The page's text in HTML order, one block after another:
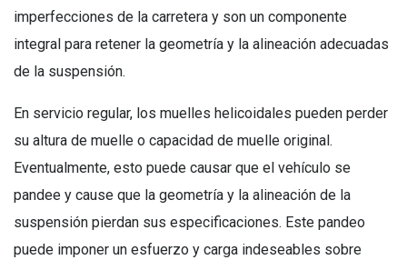
imperfecciones de la carretera y son un componente
integral para retener la geometría y la alineación adecuadas
de la suspensión.
En servicio regular, los muelles helicoidales pueden perder
su altura de muelle o capacidad de muelle original.
Eventualmente, esto puede causar que el vehículo se
pandee y cause que la geometría y la alineación de la
suspensión pierdan sus especificaciones. Este pandeo
puede imponer un esfuerzo y carga indeseables sobre